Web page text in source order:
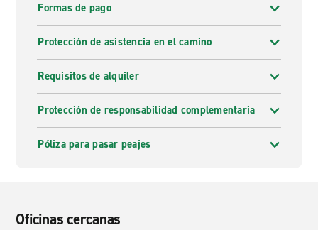
Formas de pago
Protección de asistencia en el camino
Requisitos de alquiler
Protección de responsabilidad complementaria
Póliza para pasar peajes
Oficinas cercanas